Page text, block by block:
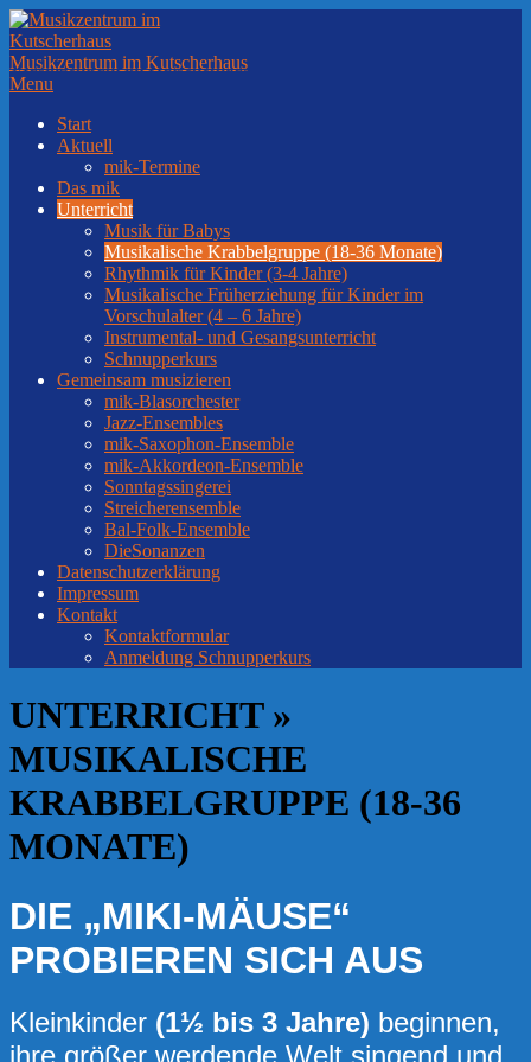
Skip
to
content
Musikzentrum im Kutscherhaus
Secondary
Menu
Menu
Start
Aktuell
mik-Termine
Das mik
Unterricht
Musik für Babys
Musikalische Krabbelgruppe (18-36 Monate)
Rhythmik für Kinder (3-4 Jahre)
Musikalische Früherziehung für Kinder im
Vorschulalter (4 – 6 Jahre)
Instrumental- und Gesangsunterricht
Schnupperkurs
Gemeinsam musizieren
mik-Blasorchester
Jazz-Ensembles
mik-Saxophon-Ensemble
mik-Akkordeon-Ensemble
Sonntagssingerei
Streicherensemble
Bal-Folk-Ensemble
DieSonanzen
Datenschutzerklärung
Impressum
Kontakt
Kontaktformular
Anmeldung Schnupperkurs
UNTERRICHT »
MUSIKALISCHE
KRABBELGRUPPE (18-36
MONATE)
DIE „MIKI-MÄUSE“
PROBIEREN SICH AUS
Kleinkinder (1½ bis 3 Jahre) beginnen,
ihre größer werdende Welt singend und